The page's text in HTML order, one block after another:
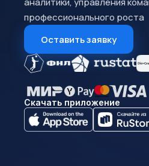
профессионального роста
Оставить заявку
Скачать приложение